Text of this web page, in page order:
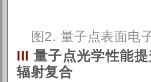
图2. 量子点表面电
III 量子点光学性能
辐射复合